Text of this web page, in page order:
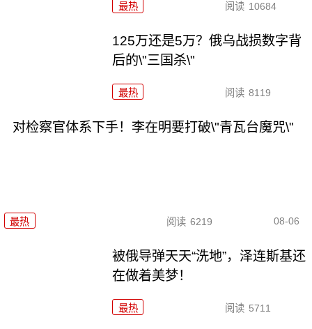
最热 阅读 10684
125万还是5万？俄乌战损数字背
后的\"三国杀\"
最热 阅读 8119
对检察官体系下手！李在明要打破\"青瓦台魔咒\"
最热 阅读 6219 08-06
被俄导弹天天“洗地”，泽连斯基还
在做着美梦！
最热 阅读 5711